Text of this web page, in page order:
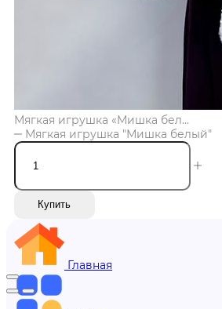
Мягкая игрушка «Мишка бел...
Мягкая игрушка "Мишка белый"
Купить
Главная